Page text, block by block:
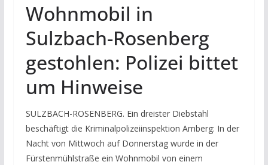
Wohnmobil in
Sulzbach-Rosenberg
gestohlen: Polizei bittet
um Hinweise
SULZBACH-ROSENBERG. Ein dreister Diebstahl
beschäftigt die Kriminalpolizeiinspektion Amberg: In der
Nacht von Mittwoch auf Donnerstag wurde in der
Fürstenmühlstraße ein Wohnmobil von einem